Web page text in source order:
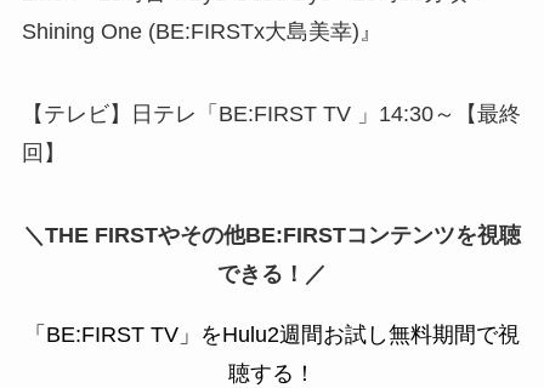
Shining One (BE:FIRSTx大島美幸)』
【テレビ】日テレ「BE:FIRST TV 」14:30～【最終
回】
＼THE FIRSTやその他BE:FIRSTコンテンツを視聴
できる！／
「BE:FIRST TV」をHulu2週間お試し無料期間で視
聴する！